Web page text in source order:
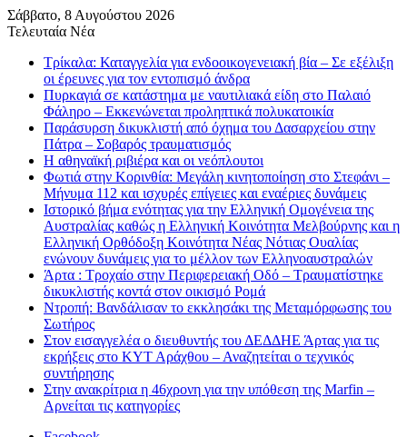
Σάββατο, 8 Αυγούστου 2026
Τελευταία Νέα
Τρίκαλα: Καταγγελία για ενδοοικογενειακή βία – Σε εξέλιξη
οι έρευνες για τον εντοπισμό άνδρα
Πυρκαγιά σε κατάστημα με ναυτιλιακά είδη στο Παλαιό
Φάληρο – Εκκενώνεται προληπτικά πολυκατοικία
Παράσυρση δικυκλιστή από όχημα του Δασαρχείου στην
Πάτρα – Σοβαρός τραυματισμός
Η αθηναϊκή ριβιέρα και οι νεόπλουτοι
Φωτιά στην Κορινθία: Μεγάλη κινητοποίηση στο Στεφάνι –
Μήνυμα 112 και ισχυρές επίγειες και εναέριες δυνάμεις
Ιστορικό βήμα ενότητας για την Ελληνική Ομογένεια της
Αυστραλίας καθώς η Ελληνική Κοινότητα Μελβούρνης και η
Ελληνική Ορθόδοξη Κοινότητα Νέας Νότιας Ουαλίας
ενώνουν δυνάμεις για το μέλλον των Ελληνοαυστραλών
Άρτα : Τροχαίο στην Περιφερειακή Οδό – Τραυματίστηκε
δικυκλιστής κοντά στον οικισμό Ρομά
Ντροπή: Βανδάλισαν το εκκλησάκι της Μεταμόρφωσης του
Σωτήρος
Στον εισαγγελέα ο διευθυντής του ΔΕΔΔΗΕ Άρτας για τις
εκρήξεις στο ΚΥΤ Αράχθου – Αναζητείται ο τεχνικός
συντήρησης
Στην ανακρίτρια η 46χρονη για την υπόθεση της Marfin –
Αρνείται τις κατηγορίες